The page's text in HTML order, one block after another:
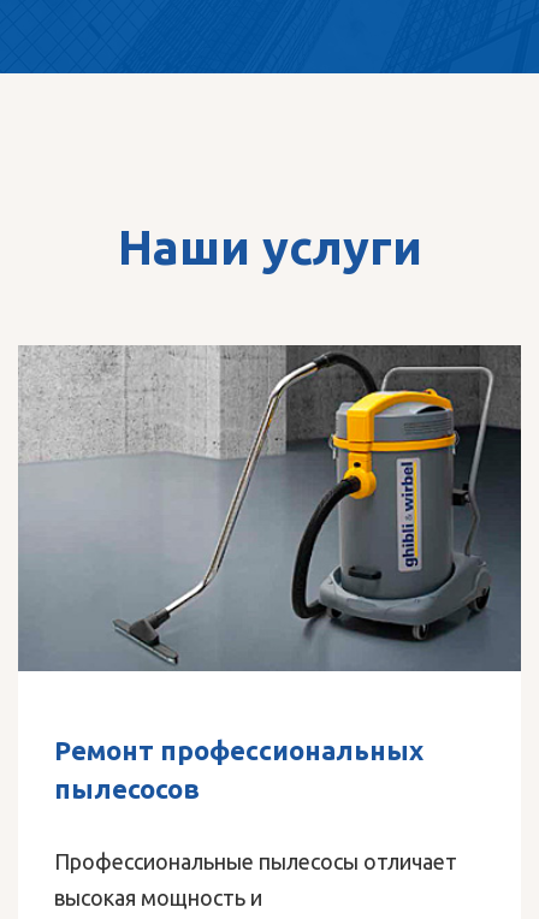
Наши услуги
Ремонт профессиональных
пылесосов
Профессиональные пылесосы отличает
высокая мощность и